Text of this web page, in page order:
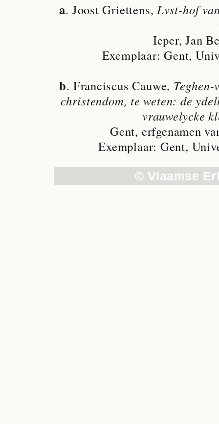
a. Joost Griettens,Lvst-hof
Ieper, Jan
Exemplaar: Gent,
b. Franciscus Cauwe,
christendom, te weten: de
vrauwelycke
Gent, erfgenamen
Exemplaar: Gent,
© Vlaamse